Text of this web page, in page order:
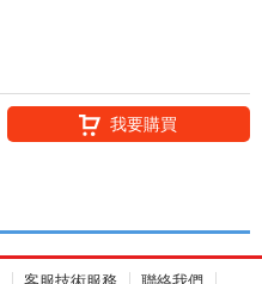
我要購買